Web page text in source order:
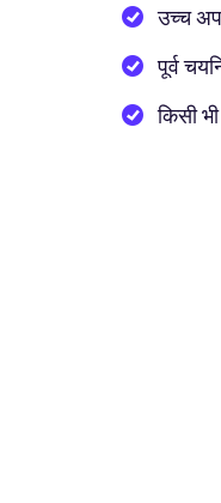
उच्च
पूर्व
किसी